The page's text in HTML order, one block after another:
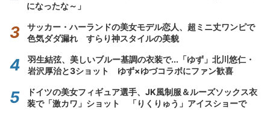
になったな～」
サッカー・ハーランドの美女モデル恋人、超ミニ丈ワンピで
色気ダダ漏れ すらり神スタイルの美貌
羽生結弦、美しいブルー基調の衣装で...「ゆず」北川悠仁・
岩沢厚治と3ショット ゆず×ゆづコラボにファン歓喜
ドイツの美女フィギュア選手、JK風制服＆ルーズソックス衣
装で「激カワ」ショット 「りくりゅう」アイスショーで